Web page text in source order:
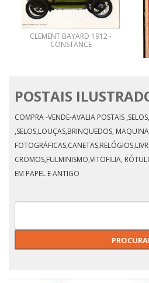
AVENIDA CAMÕES -VIANNA
DO CASTELLO-
POSTAIS
COMPRA -VENDE-AVALIA POSTAIS
,SELOS,LOUÇAS,BRINQUEDOS,
CROMOS,FULMINISMO,VITOFILIA,
EM PAPEL E ANTIGO